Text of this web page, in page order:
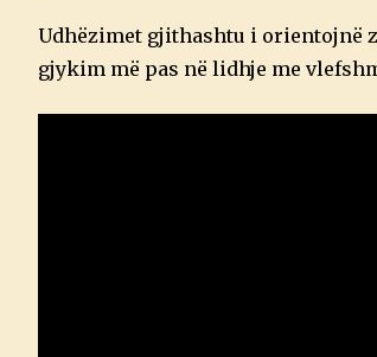
Udhëzimet gjithashtu i orientojnë
gjykim më pas në lidhje me